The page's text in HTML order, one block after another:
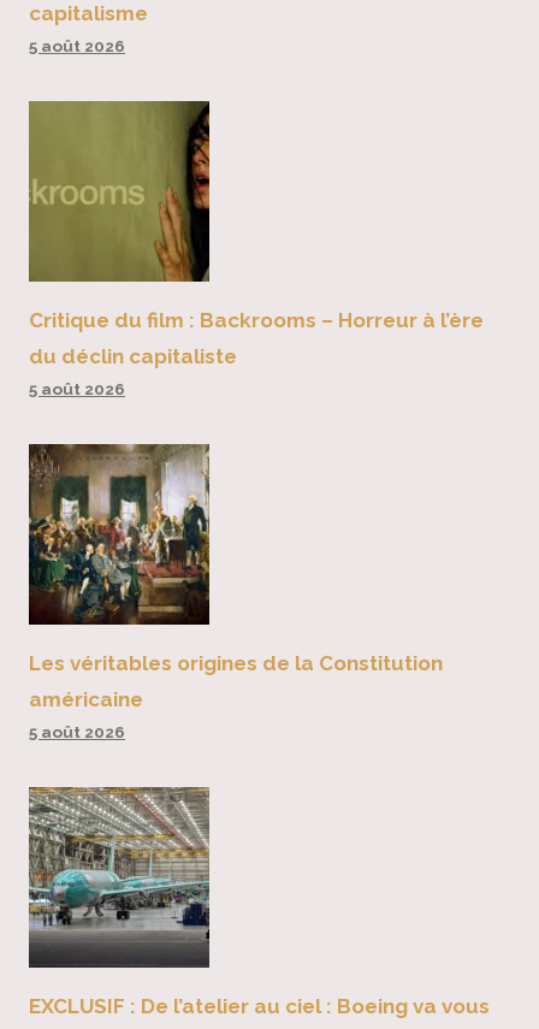
capitalisme
5 août 2026
Critique du film : Backrooms – Horreur à l’ère
du déclin capitaliste
5 août 2026
Les véritables origines de la Constitution
américaine
5 août 2026
EXCLUSIF : De l’atelier au ciel : Boeing va vous